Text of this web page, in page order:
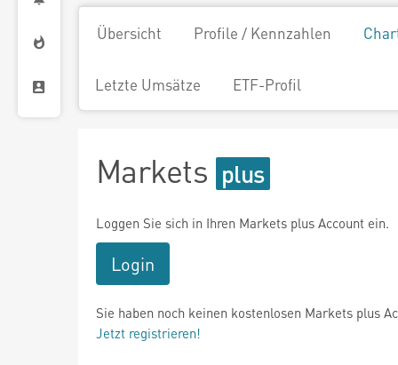
Übersicht Profile / Kennzahlen
Letzte Umsätze ETF-Profil
Markets
Loggen Sie sich in Ihren Markets plus Account ein.
Login
Sie haben noch keinen kostenlosen Markets plus
Jetzt registrieren!